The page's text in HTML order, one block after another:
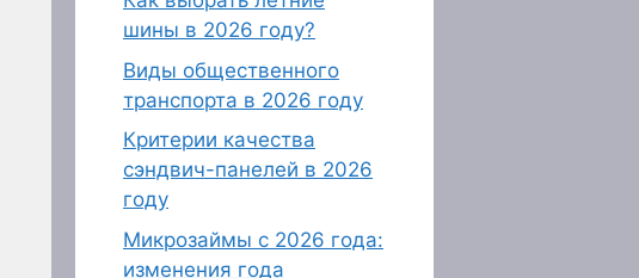
шины в 2026 году?
Виды общественного
транспорта в 2026 году
Критерии качества
сэндвич-панелей в 2026
году
Микрозаймы с 2026 года:
изменения года